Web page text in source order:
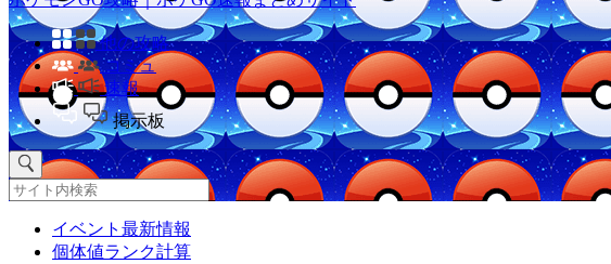
他の攻略
コミュ
速報
掲示板
イベント最新情報
個体値ランク計算